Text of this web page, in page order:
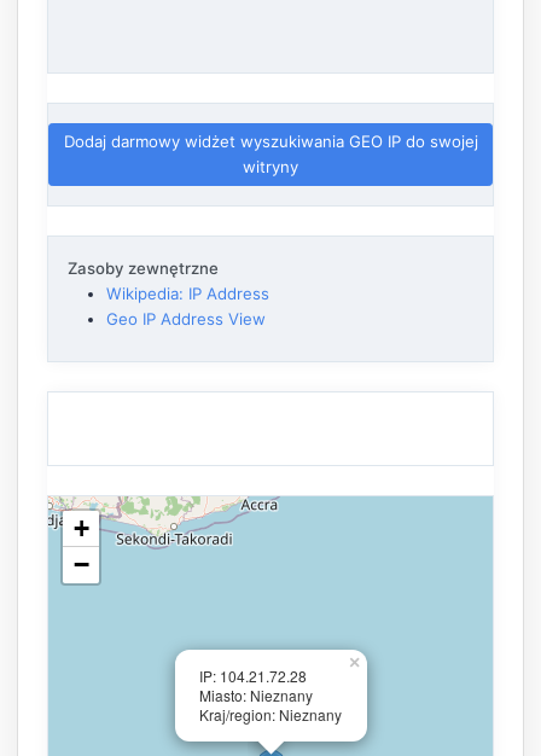
Dodaj darmowy widżet wyszukiwania GEO IP do swojej
witryny
Zasoby zewnętrzne
Wikipedia: IP Address
Geo IP Address View
IP: 104.21.72.28
Miasto: Nieznany
Kraj/region: Nieznany
×
+
−